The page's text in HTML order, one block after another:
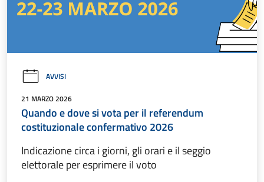
AVVISI
21 MARZO 2026
Quando e dove si vota per il referendum
costituzionale confermativo 2026
Indicazione circa i giorni, gli orari e il seggio
elettorale per esprimere il voto